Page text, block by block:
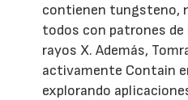
contienen tungsteno,
todos con patrones de
rayos X. Además,
activamente Contain
explorando